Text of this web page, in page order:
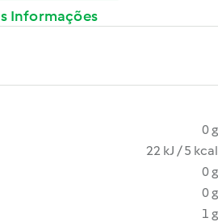
Informações
0 g
22 kJ / 5 kcal
0 g
0 g
1 g